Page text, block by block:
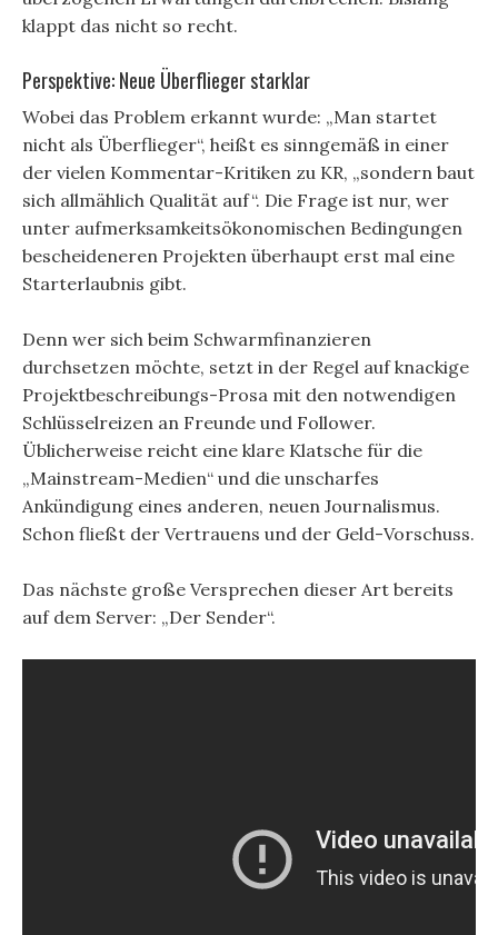
klappt das nicht so recht.
Perspektive: Neue Überflieger starklar
Wobei das Problem erkannt wurde: „Man startet
nicht als Überflieger“, heißt es sinngemäß in einer
der vielen Kommentar-Kritiken zu KR, „sondern baut
sich allmählich Qualität auf“. Die Frage ist nur, wer
unter aufmerksamkeitsökonomischen Bedingungen
bescheideneren Projekten überhaupt erst mal eine
Starterlaubnis gibt.
Denn wer sich beim Schwarmfinanzieren
durchsetzen möchte, setzt in der Regel auf knackige
Projektbeschreibungs-Prosa mit den notwendigen
Schlüsselreizen an Freunde und Follower.
Üblicherweise reicht eine klare Klatsche für die
„Mainstream-Medien“ und die unscharfes
Ankündigung eines anderen, neuen Journalismus.
Schon fließt der Vertrauens und der Geld-Vorschuss.
Das nächste große Versprechen dieser Art bereits
auf dem Server: „Der Sender“.